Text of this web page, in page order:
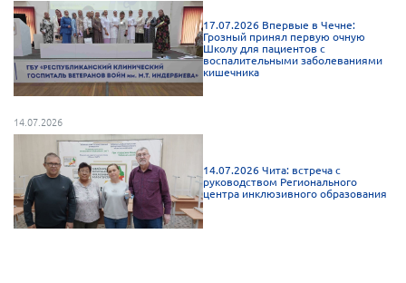
17.07.2026 Впервые в Чечне:
Грозный принял первую очную
Школу для пациентов с
воспалительными заболеваниями
кишечника
14.07.2026
14.07.2026 Чита: встреча с
руководством Регионального
центра инклюзивного образования